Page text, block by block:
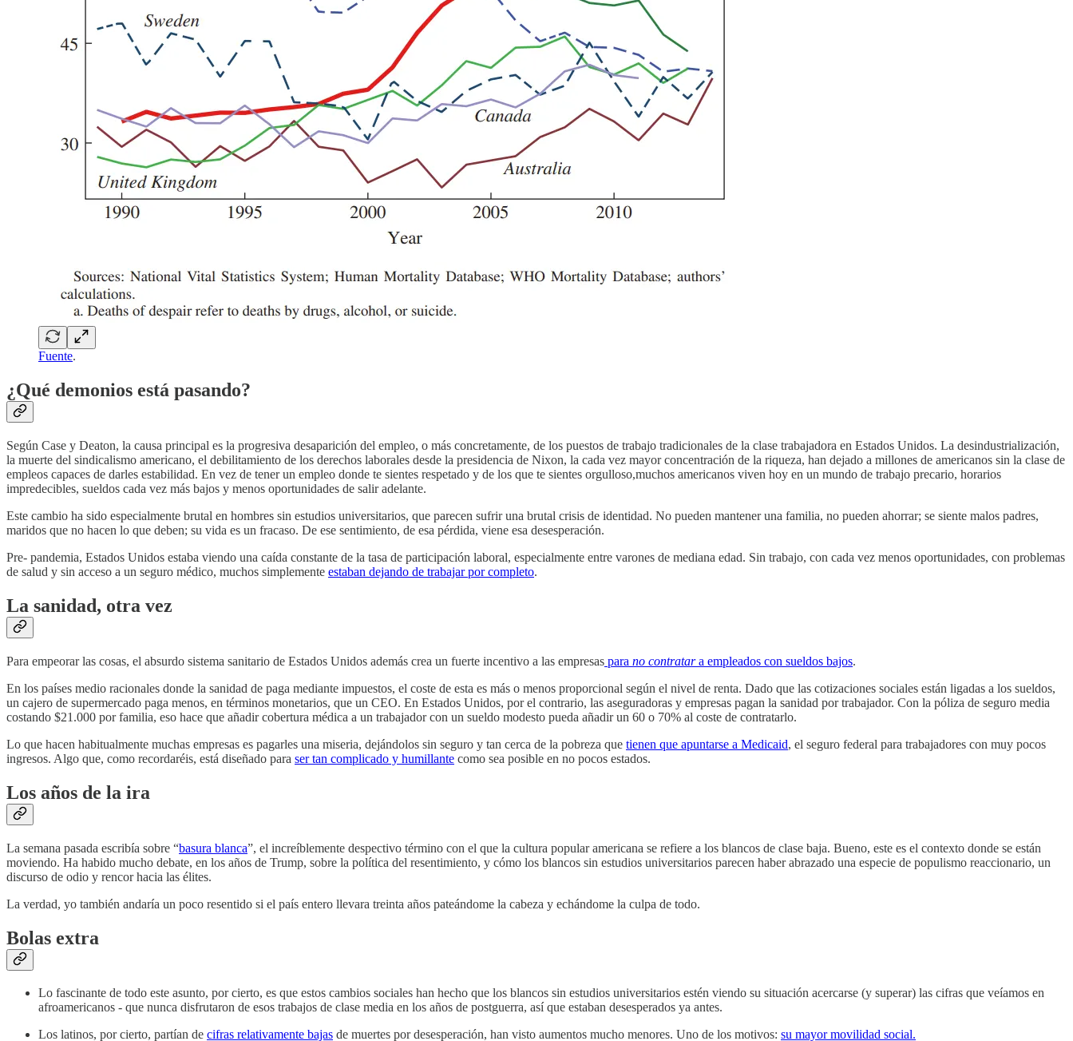
Fuente.
¿Qué demonios está pasando?
Según Case y Deaton, la causa principal es la progresiva desaparición del empleo, o más concretamente, de los puestos de trabajo tradicionales de la clase trabajadora en Estados Unidos. La desindustrialización,
la muerte del sindicalismo americano, el debilitamiento de los derechos laborales desde la presidencia de Nixon, la cada vez mayor concentración de la riqueza, han dejado a millones de americanos sin la clase de
empleos capaces de darles estabilidad. En vez de tener un empleo donde te sientes respetado y de los que te sientes orgulloso,muchos americanos viven hoy en un mundo de trabajo precario, horarios
impredecibles, sueldos cada vez más bajos y menos oportunidades de salir adelante.
Este cambio ha sido especialmente brutal en hombres sin estudios universitarios, que parecen sufrir una brutal crisis de identidad. No pueden mantener una familia, no pueden ahorrar; se siente malos padres,
maridos que no hacen lo que deben; su vida es un fracaso. De ese sentimiento, de esa pérdida, viene esa desesperación.
Pre- pandemia, Estados Unidos estaba viendo una caída constante de la tasa de participación laboral, especialmente entre varones de mediana edad. Sin trabajo, con cada vez menos oportunidades, con problemas
de salud y sin acceso a un seguro médico, muchos simplemente estaban dejando de trabajar por completo.
La sanidad, otra vez
Para empeorar las cosas, el absurdo sistema sanitario de Estados Unidos además crea un fuerte incentivo a las empresas para no contratara empleados con sueldos bajos.
En los países medio racionales donde la sanidad de paga mediante impuestos, el coste de esta es más o menos proporcional según el nivel de renta. Dado que las cotizaciones sociales están ligadas a los sueldos,
un cajero de supermercado paga menos, en términos monetarios, que un CEO. En Estados Unidos, por el contrario, las aseguradoras y empresas pagan la sanidad por trabajador. Con la póliza de seguro media
costando $21.000 por familia, eso hace que añadir cobertura médica a un trabajador con un sueldo modesto pueda añadir un 60 o 70% al coste de contratarlo.
Lo que hacen habitualmente muchas empresas es pagarles una miseria, dejándolos sin seguro y tan cerca de la pobreza que tienen que apuntarse a Medicaid, el seguro federal para trabajadores con muy pocos
ingresos. Algo que, como recordaréis, está diseñado para ser tan complicado y humillante como sea posible en no pocos estados.
Los años de la ira
La semana pasada escribía sobre “basura blanca”, el increíblemente despectivo término con el que la cultura popular americana se refiere a los blancos de clase baja. Bueno, este es el contexto donde se están
moviendo. Ha habido mucho debate, en los años de Trump, sobre la política del resentimiento, y cómo los blancos sin estudios universitarios parecen haber abrazado una especie de populismo reaccionario, un
discurso de odio y rencor hacia las élites.
La verdad, yo también andaría un poco resentido si el país entero llevara treinta años pateándome la cabeza y echándome la culpa de todo.
Bolas extra
Lo fascinante de todo este asunto, por cierto, es que estos cambios sociales han hecho que los blancos sin estudios universitarios estén viendo su situación acercarse (y superar) las cifras que veíamos en
afroamericanos - que nunca disfrutaron de esos trabajos de clase media en los años de postguerra, así que estaban desesperados ya antes.
Los latinos, por cierto, partían de cifras relativamente bajas de muertes por desesperación, han visto aumentos mucho menores. Uno de los motivos: su mayor movilidad social.